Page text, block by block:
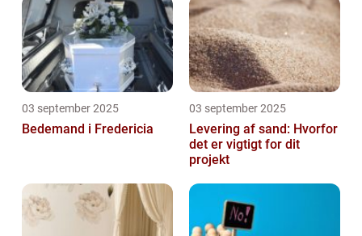
03 september 2025
Bedemand i Fredericia
03 september 2025
Levering af sand: Hvorfor
det er vigtigt for dit
projekt